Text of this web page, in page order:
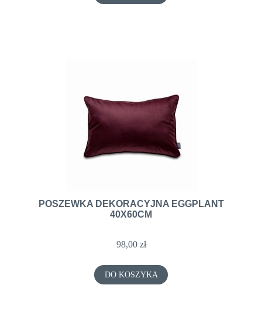
POSZEWKA DEKORACYJNA EGGPLANT
40X60CM
98,00 zł
DO KOSZYKA